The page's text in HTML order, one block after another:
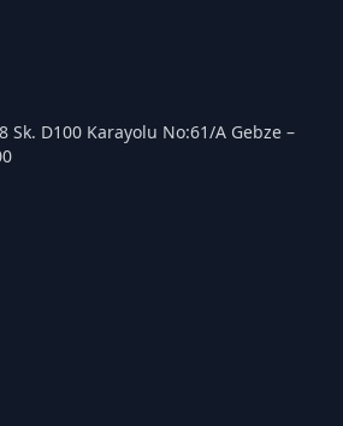
Sk. D100 Karayolu No:61/A Gebze –